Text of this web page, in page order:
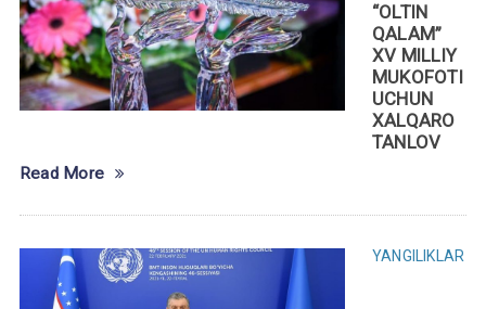
“OLTIN
QALAM”
XV MILLIY
MUKOFOTI
UCHUN
XALQARO
TANLOV
Read More
YANGILIKLAR